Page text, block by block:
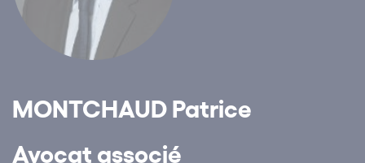
MONTCHAUD Patrice
Avocat associé